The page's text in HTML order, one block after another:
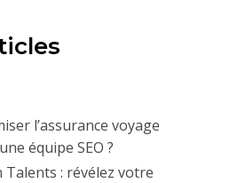
l’assurance voyage
équipe SEO ?
Talents : révélez votre